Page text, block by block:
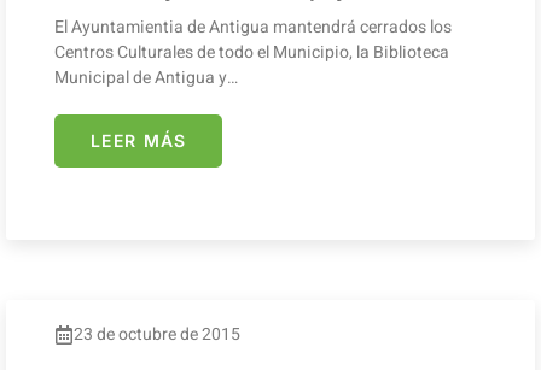
El Ayuntamientia de Antigua mantendrá cerrados los
Centros Culturales de todo el Municipio, la Biblioteca
Municipal de Antigua y…
LEER MÁS
23 de octubre de 2015